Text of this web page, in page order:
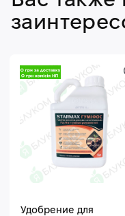
Удобрение для